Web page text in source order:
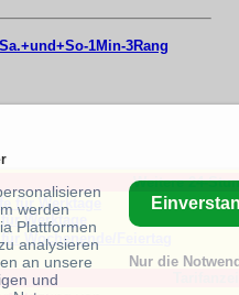
1Min-3Rang
Weitere 24-
für Werktage
Werktage
Wochenende/Feiertag
werden
Plattformen
analysieren
an unsere
und
Nur die